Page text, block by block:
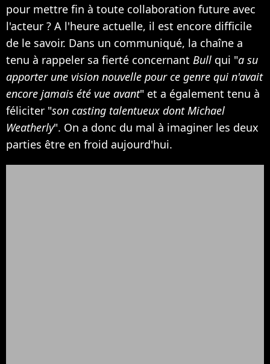
pour mettre fin à toute collaboration future avec
l'acteur ? A l'heure actuelle, il est encore difficile
de le savoir. Dans un communiqué, la chaîne a
tenu à rappeler sa fierté concernant Bull qui "a su
apporter une vision nouvelle pour ce genre qui n'avait
encore jamais été vue avant" et a également tenu à
féliciter "son casting talentueux dont Michael
Weatherly". On a donc du mal à imaginer les deux
parties être en froid aujourd'hui.